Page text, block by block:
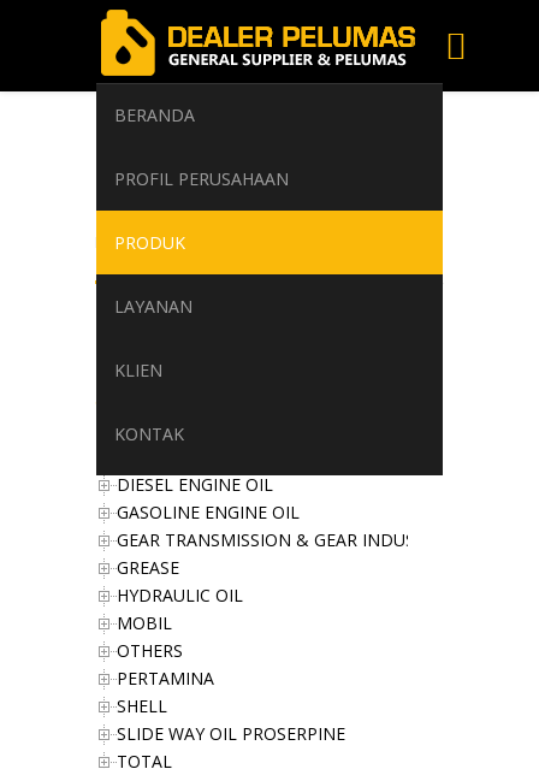
BERANDA
PROFIL PERUSAHAAN
PRODUK
LAYANAN
KLIEN
KONTAK
Compressor Oil
Home / Produk
open all
AGIP
DIESEL ENGINE OIL
GASOLINE ENGINE OIL
GEAR TRANSMISSION & GEAR INDUSTRIES OIL
GREASE
HYDRAULIC OIL
MOBIL
OTHERS
PERTAMINA
SHELL
SLIDE WAY OIL PROSERPINE
TOTAL